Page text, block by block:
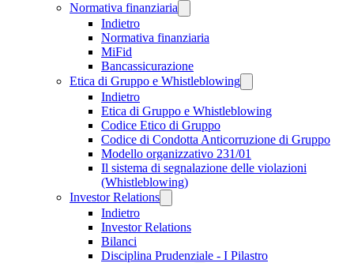
Normativa finanziaria
Indietro
Normativa finanziaria
MiFid
Bancassicurazione
Etica di Gruppo e Whistleblowing
Indietro
Etica di Gruppo e Whistleblowing
Codice Etico di Gruppo
Codice di Condotta Anticorruzione di Gruppo
Modello organizzativo 231/01
Il sistema di segnalazione delle violazioni
(Whistleblowing)
Investor Relations
Indietro
Investor Relations
Bilanci
Disciplina Prudenziale - I Pilastro